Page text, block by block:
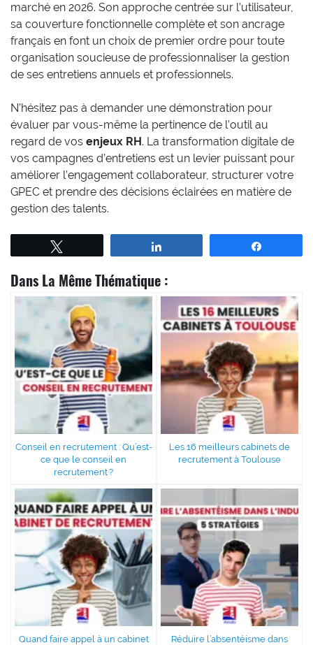
marché en 2026. Son approche centrée sur l’utilisateur,
sa couverture fonctionnelle complète et son ancrage
français en font un choix de premier ordre pour toute
organisation soucieuse de professionnaliser la gestion
de ses entretiens annuels et professionnels.
N’hésitez pas à demander une démonstration pour
évaluer par vous-même la pertinence de l’outil au
regard de vos enjeux RH. La transformation digitale de
vos campagnes d’entretiens est un levier puissant pour
améliorer l’engagement collaborateur, structurer votre
GPEC et prendre des décisions éclairées en matière de
gestion des talents.
Dans La Même Thématique :
Conseil en recrutement : Qu’est-
ce que le conseil en
recrutement ?
Les 16 meilleurs cabinets de
recrutement à Toulouse
Quand faire appel à un cabinet
Réduire l’absentéisme dans